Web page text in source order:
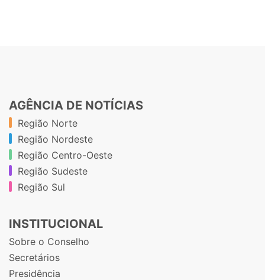
AGÊNCIA DE NOTÍCIAS
Região Norte
Região Nordeste
Região Centro-Oeste
Região Sudeste
Região Sul
INSTITUCIONAL
Sobre o Conselho
Secretários
Presidência